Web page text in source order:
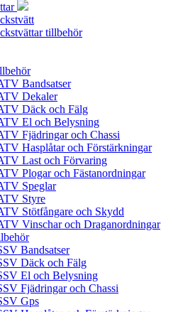
tillbehör
Bandsatser
Dekaler
Däck och Fälg
El och Belysning
Fjädringar och Chassi
Hasplåtar och Förstärkningar
Last och Förvaring
Plogar och Fästanordningar
Speglar
Styre
Stötfångare och Skydd
Vinschar och Draganordningar
Bandsatser
Däck och Fälg
El och Belysning
Fjädringar och Chassi
Gps